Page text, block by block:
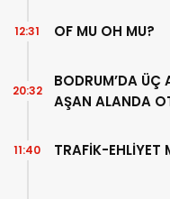
OF MU OH MU?
12:31
BODRUM’DA ÜÇ
AŞAN ALANDA
20:32
TRAFİK-EHLİYET
11:40